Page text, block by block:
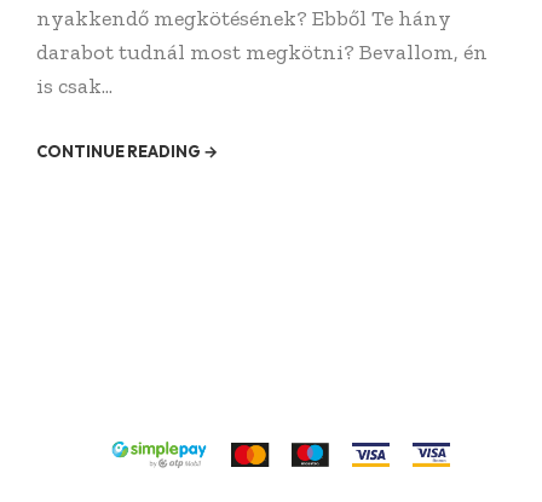
nyakkendő megkötésének? Ebből Te hány
darabot tudnál most megkötni? Bevallom, én
is csak...
CONTINUE READING →